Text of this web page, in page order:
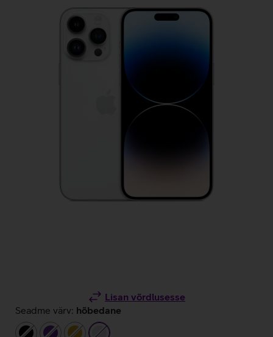
Lisan võrdlusesse
Seadme värv: hõbedane
musttumelillakuldnehõbedane